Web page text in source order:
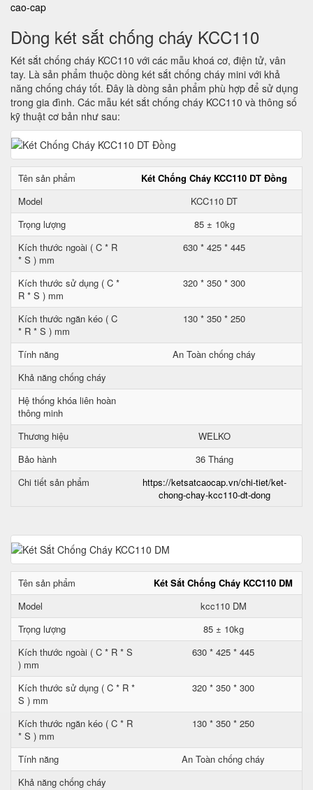
cao-cap
Dòng két sắt chống cháy KCC110
Két sắt chống cháy KCC110 với các mẫu khoá cơ, điện tử, vân
tay. Là sản phẩm thuộc dòng két sắt chống cháy mini với khả
năng chống cháy tốt. Đây là dòng sản phẩm phù hợp để sử dụng
trong gia đình. Các mẫu két sắt chống cháy KCC110 và thông số
kỹ thuật cơ bản như sau:
Tên sản phẩm
Két Chống Cháy KCC110 DT Đồng
Model
KCC110 DT
Trọng lượng
85 ± 10kg
Kích thước ngoài ( C * R
* S ) mm
630 * 425 * 445
Kích thước sử dụng ( C *
R * S ) mm
320 * 350 * 300
Kích thước ngăn kéo ( C
* R * S ) mm
130 * 350 * 250
Tính năng
An Toàn chống cháy
Khả năng chống cháy
Hệ thống khóa liên hoàn
thông minh
Thương hiệu
WELKO
Bảo hành
36 Tháng
Chi tiết sản phẩm
https://ketsatcaocap.vn/chi-tiet/ket-
chong-chay-kcc110-dt-dong
Tên sản phẩm
Két Sắt Chống Cháy KCC110 DM
Model
kcc110 DM
Trọng lượng
85 ± 10kg
Kích thước ngoài ( C * R * S
) mm
630 * 425 * 445
Kích thước sử dụng ( C * R *
S ) mm
320 * 350 * 300
Kích thước ngăn kéo ( C * R
* S ) mm
130 * 350 * 250
Tính năng
An Toàn chống cháy
Khả năng chống cháy